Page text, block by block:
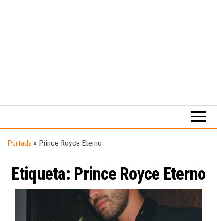
digital
música.
Portada » Prince Royce Eterno
Etiqueta: Prince Royce Eterno